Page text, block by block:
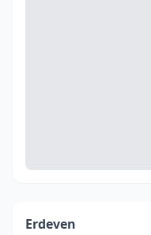
Erdeven